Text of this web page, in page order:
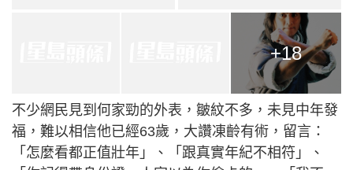
+18
不少網民見到何家勁的外表，皺紋不多，未見中年發
福，難以相信他已經63歲，大讚凍齡有術，留言：
「怎麼看都正值壯年」、「跟真實年紀不相符」、